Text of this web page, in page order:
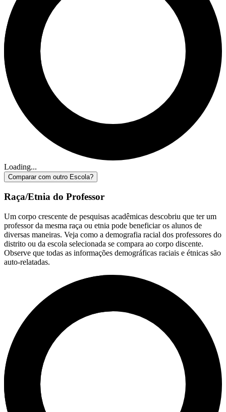
Loading...
Comparar com outro Escola?
Raça/Etnia do Professor
Um corpo crescente de pesquisas acadêmicas descobriu que ter um
professor da mesma raça ou etnia pode beneficiar os alunos de
diversas maneiras. Veja como a demografia racial dos professores do
distrito ou da escola selecionada se compara ao corpo discente.
Observe que todas as informações demográficas raciais e étnicas são
auto-relatadas.